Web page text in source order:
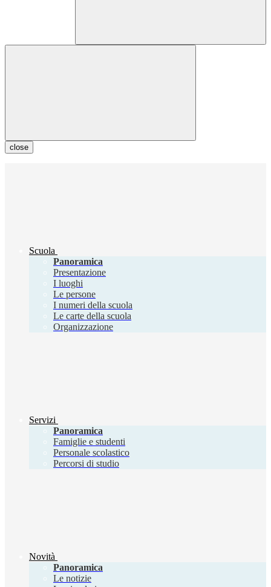
close
Scuola
Panoramica
Presentazione
I luoghi
Le persone
I numeri della scuola
Le carte della scuola
Organizzazione
Servizi
Panoramica
Famiglie e studenti
Personale scolastico
Percorsi di studio
Novità
Panoramica
Le notizie